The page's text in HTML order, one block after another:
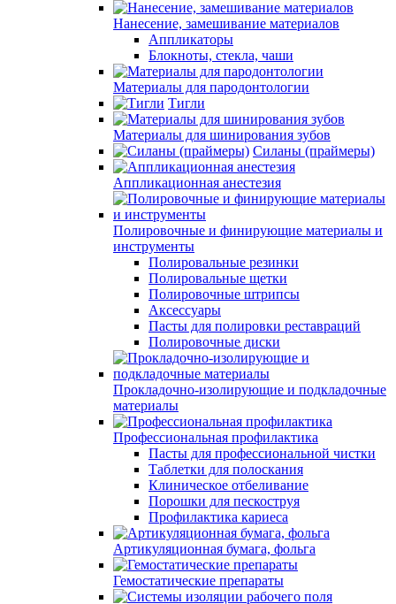
Нанесение, замешивание материалов
Аппликаторы
Блокноты, стекла, чаши
Материалы для пародонтологии
Тигли
Материалы для шинирования зубов
Силаны (праймеры)
Аппликационная анестезия
Полировочные и финирующие материалы и
инструменты
Полировальные резинки
Полировальные щетки
Полировочные штрипсы
Аксессуары
Пасты для полировки реставраций
Полировочные диски
Прокладочно-изолирующие и подкладочные
материалы
Профессиональная профилактика
Пасты для профессиональной чистки
Таблетки для полоскания
Клиническое отбеливание
Порошки для пескоструя
Профилактика кариеса
Артикуляционная бумага, фольга
Гемостатические препараты